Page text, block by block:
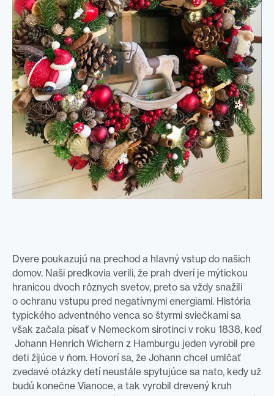
Dvere poukazujú na prechod a hlavný vstup do našich
domov. Naši predkovia verili, že prah dverí je mýtickou
hranicou dvoch rôznych svetov, preto sa vždy snažili
o ochranu vstupu pred negatívnymi energiami. História
typického adventného venca so štyrmi sviečkami sa
však začala písať v Nemeckom sirotinci v roku 1838, keď
Johann Henrich Wichern z Hamburgu jeden vyrobil pre
deti žijúce v ňom. Hovorí sa, že Johann chcel umlčať
zvedavé otázky detí neustále spytujúce sa nato, kedy už
budú konečne Vianoce, a tak vyrobil drevený kruh